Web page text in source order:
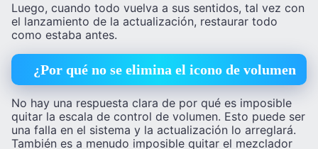
Luego, cuando todo vuelva a sus sentidos, tal vez con
el lanzamiento de la actualización, restaurar todo
como estaba antes.
¿Por qué no se elimina el icono de volumen
No hay una respuesta clara de por qué es imposible
quitar la escala de control de volumen. Esto puede ser
una falla en el sistema y la actualización lo arreglará.
También es a menudo imposible quitar el mezclador